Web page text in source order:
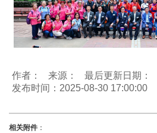
作者： 来源：
最后更新日期：
发布时间：2025-08-30 17:00:00
相关附件 ：